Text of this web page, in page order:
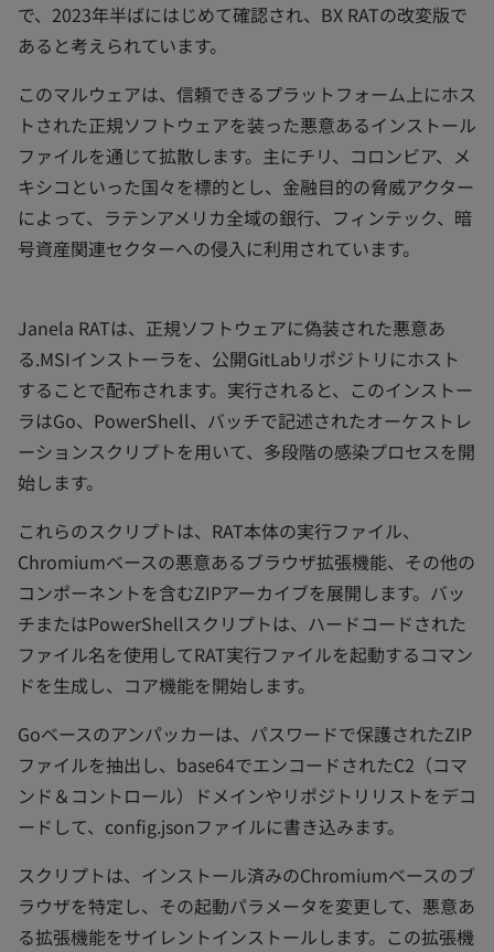
で、2023年半ばにはじめて確認され、BX RATの改変版で
あると考えられています。
このマルウェアは、信頼できるプラットフォーム上にホス
トされた正規ソフトウェアを装った悪意あるインストール
ファイルを通じて拡散します。主にチリ、コロンビア、メ
キシコといった国々を標的とし、金融目的の脅威アクター
によって、ラテンアメリカ全域の銀行、フィンテック、暗
号資産関連セクターへの侵入に利用されています。
Janela RATは、正規ソフトウェアに偽装された悪意あ
る.MSIインストーラを、公開GitLabリポジトリにホスト
することで配布されます。実行されると、このインストー
ラはGo、PowerShell、バッチで記述されたオーケストレ
ーションスクリプトを用いて、多段階の感染プロセスを開
始します。
これらのスクリプトは、RAT本体の実行ファイル、
Chromiumベースの悪意あるブラウザ拡張機能、その他の
コンポーネントを含むZIPアーカイブを展開します。バッ
チまたはPowerShellスクリプトは、ハードコードされた
ファイル名を使用してRAT実行ファイルを起動するコマン
ドを生成し、コア機能を開始します。
Goベースのアンパッカーは、パスワードで保護されたZIP
ファイルを抽出し、base64でエンコードされたC2（コマ
ンド＆コントロール）ドメインやリポジトリリストをデコ
ードして、config.jsonファイルに書き込みます。
スクリプトは、インストール済みのChromiumベースのブ
ラウザを特定し、その起動パラメータを変更して、悪意あ
る拡張機能をサイレントインストールします。この拡張機